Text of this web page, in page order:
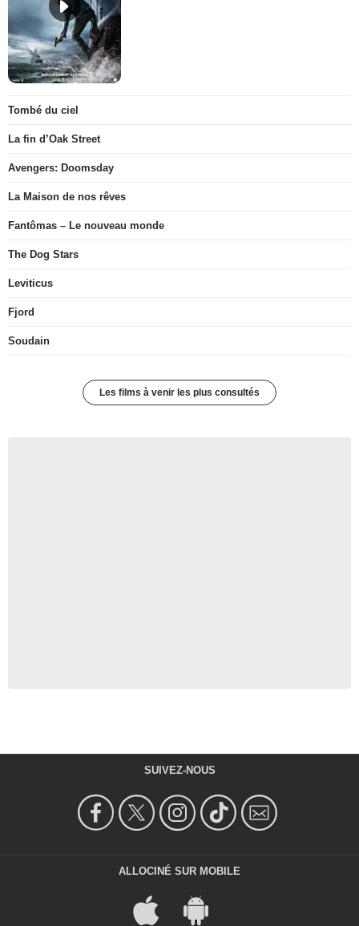
Tombé du ciel
La fin d’Oak Street
Avengers: Doomsday
La Maison de nos rêves
Fantômas – Le nouveau monde
The Dog Stars
Leviticus
Fjord
Soudain
Les films à venir les plus consultés
SUIVEZ-NOUS
ALLOCINÉ SUR MOBILE